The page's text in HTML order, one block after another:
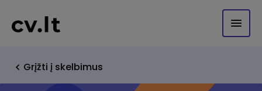
Grįžti į skelbimus